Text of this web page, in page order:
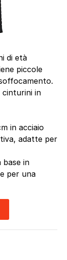
di età
piccole
cinturini in
in acciaio
adatte per
base in
per una